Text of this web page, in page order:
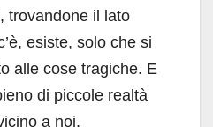
trovandone il lato
esiste, solo che si
alle cose tragiche. E
di piccole realtà
a noi,